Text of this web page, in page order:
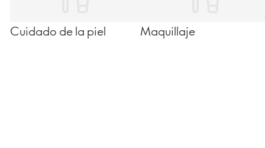
Cuidado de la piel Maquillaje